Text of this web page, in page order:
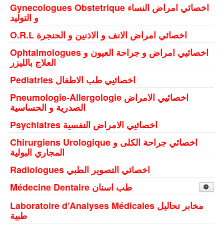
Sened
Sidi Ahmed Zarrouk
Gynecologues Obstetrique اخصائي امراض النساء
و التوليد
O.R.L اخصائي امراض الانف و الاذنين و الحنجرة
Ophtalmologues اخصائيي امراض و جراحة العيون و
العلاج بالليزر
Pediatries اخصائيي طب الاطفال
Pneumologie-Allergologie اخصائيي الامراض
الصدرية و الحساسية
Psychiatres اخصائيي الامراض النفسية
Chirurgiens Urologique اخصائي جراحة الكلى و
المجاري البولية
Radiologues اخصائي التصوير الطبي
Médecine Dentaire طب اسنان
Médecins Dentistes اطباء اسنان
Laboratoire d’Analyses Médicales مخابر تحاليل
طبية